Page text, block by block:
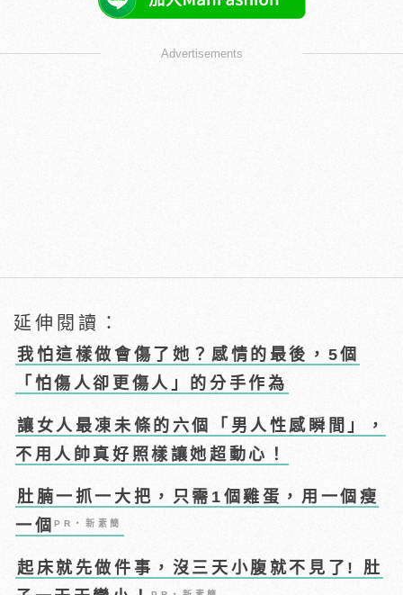
Advertisements
延伸閱讀：
我怕這樣做會傷了她？感情的最後，5個
「怕傷人卻更傷人」的分手作為
讓女人最凍未條的六個「男人性感瞬間」，
不用人帥真好照樣讓她超動心！
肚腩一抓一大把，只需1個雞蛋，用一個瘦
一個PR・新素簡
起床就先做件事，沒三天小腹就不見了! 肚